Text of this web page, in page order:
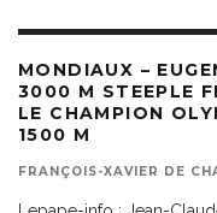
MONDIAUX –
3000 M STEEPLE
LE CHAMPION
1500 M
FRANÇOIS-XAVIER DE